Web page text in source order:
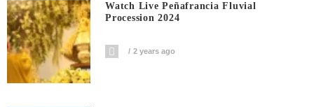
Watch Live Peñafrancia Fluvial
Procession 2024
2 years ago